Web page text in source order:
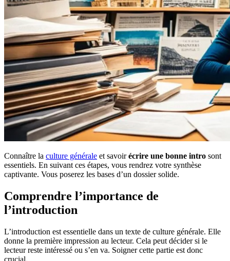
Connaître la culture générale et savoirécrire une bonne intro sont
essentiels. En suivant ces étapes, vous rendrez votre synthèse
captivante. Vous poserez les bases d’un dossier solide.
Comprendre l’importance de
l’introduction
L’introduction est essentielle dans un texte de culture générale. Elle
donne la première impression au lecteur. Cela peut décider si le
lecteur reste intéressé ou s’en va. Soigner cette partie est donc
crucial.